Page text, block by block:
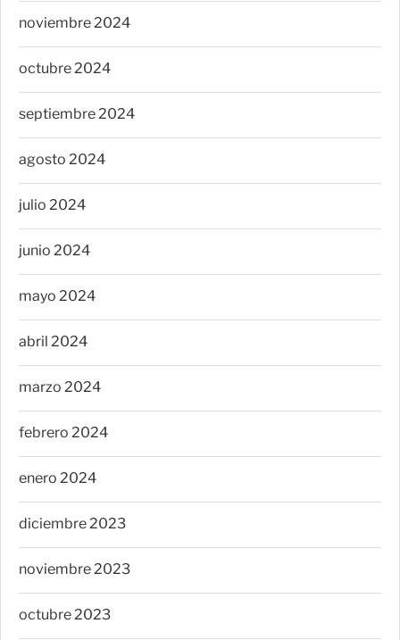
noviembre 2024
octubre 2024
septiembre 2024
agosto 2024
julio 2024
junio 2024
mayo 2024
abril 2024
marzo 2024
febrero 2024
enero 2024
diciembre 2023
noviembre 2023
octubre 2023